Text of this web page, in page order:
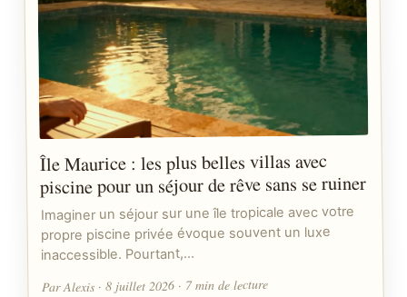
Île Maurice : les plus belles villas avec
piscine pour un séjour de rêve sans se ruiner
Imaginer un séjour sur une île tropicale avec votre
propre piscine privée évoque souvent un luxe
inaccessible. Pourtant,…
Par Alexis · 8 juillet 2026 · 7 min de lecture